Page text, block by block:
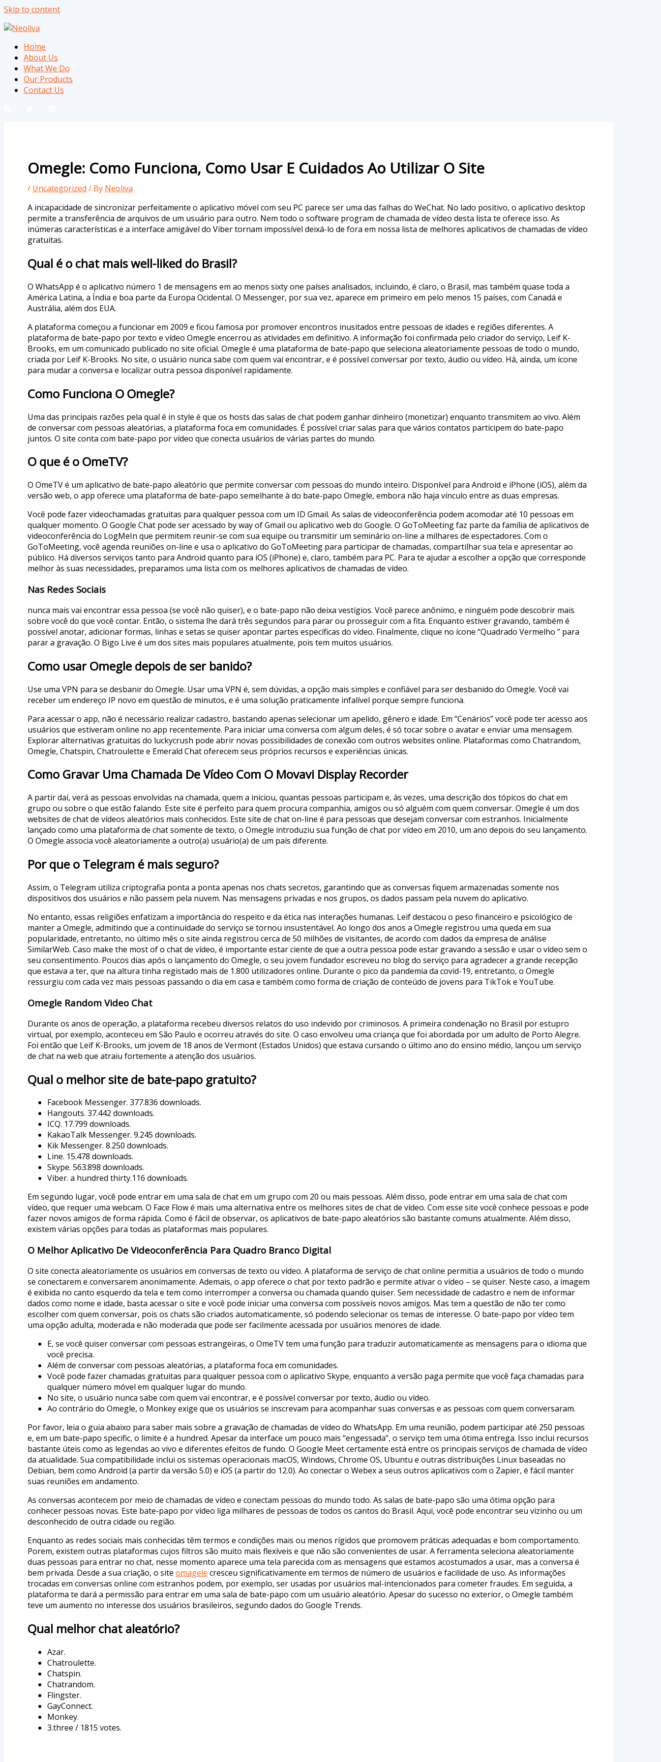
Skip to content
Home
About Us
What We Do
Our Products
Contact Us
Omegle: Como Funciona, Como Usar E Cuidados Ao Utilizar O Site
/ Uncategorized / By Neoliva
A incapacidade de sincronizar perfeitamente o aplicativo móvel com seu PC parece ser uma das falhas do WeChat. No lado positivo, o aplicativo desktop
permite a transferência de arquivos de um usuário para outro. Nem todo o software program de chamada de vídeo desta lista te oferece isso. As
inúmeras características e a interface amigável do Viber tornam impossível deixá-lo de fora em nossa lista de melhores aplicativos de chamadas de vídeo
gratuitas.
Qual é o chat mais well-liked do Brasil?
O WhatsApp é o aplicativo número 1 de mensagens em ao menos sixty one países analisados, incluindo, é claro, o Brasil, mas também quase toda a
América Latina, a Índia e boa parte da Europa Ocidental. O Messenger, por sua vez, aparece em primeiro em pelo menos 15 países, com Canadá e
Austrália, além dos EUA.
A plataforma começou a funcionar em 2009 e ficou famosa por promover encontros inusitados entre pessoas de idades e regiões diferentes. A
plataforma de bate-papo por texto e vídeo Omegle encerrou as atividades em definitivo. A informação foi confirmada pelo criador do serviço, Leif K-
Brooks, em um comunicado publicado no site oficial. Omegle é uma plataforma de bate-papo que seleciona aleatoriamente pessoas de todo o mundo,
criada por Leif K-Brooks. No site, o usuário nunca sabe com quem vai encontrar, e é possível conversar por texto, áudio ou vídeo. Há, ainda, um ícone
para mudar a conversa e localizar outra pessoa disponível rapidamente.
Como Funciona O Omegle?
Uma das principais razões pela qual é in style é que os hosts das salas de chat podem ganhar dinheiro (monetizar) enquanto transmitem ao vivo. Além
de conversar com pessoas aleatórias, a plataforma foca em comunidades. É possível criar salas para que vários contatos participem do bate-papo
juntos. O site conta com bate-papo por vídeo que conecta usuários de várias partes do mundo.
O que é o OmeTV?
O OmeTV é um aplicativo de bate-papo aleatório que permite conversar com pessoas do mundo inteiro. Disponível para Android e iPhone (iOS), além da
versão web, o app oferece uma plataforma de bate-papo semelhante à do bate-papo Omegle, embora não haja vínculo entre as duas empresas.
Você pode fazer videochamadas gratuitas para qualquer pessoa com um ID Gmail. As salas de videoconferência podem acomodar até 10 pessoas em
qualquer momento. O Google Chat pode ser acessado by way of Gmail ou aplicativo web do Google. O GoToMeeting faz parte da família de aplicativos de
videoconferência do LogMeIn que permitem reunir-se com sua equipe ou transmitir um seminário on-line a milhares de espectadores. Com o
GoToMeeting, você agenda reuniões on-line e usa o aplicativo do GoToMeeting para participar de chamadas, compartilhar sua tela e apresentar ao
público. Há diversos serviços tanto para Android quanto para iOS (iPhone) e, claro, também para PC. Para te ajudar a escolher a opção que corresponde
melhor às suas necessidades, preparamos uma lista com os melhores aplicativos de chamadas de vídeo.
Nas Redes Sociais
nunca mais vai encontrar essa pessoa (se você não quiser), e o bate-papo não deixa vestígios. Você parece anônimo, e ninguém pode descobrir mais
sobre você do que você contar. Então, o sistema lhe dará três segundos para parar ou prosseguir com a fita. Enquanto estiver gravando, também é
possível anotar, adicionar formas, linhas e setas se quiser apontar partes específicas do vídeo. Finalmente, clique no ícone “Quadrado Vermelho ” para
parar a gravação. O Bigo Live é um dos sites mais populares atualmente, pois tem muitos usuários.
Como usar Omegle depois de ser banido?
Use uma VPN para se desbanir do Omegle. Usar uma VPN é, sem dúvidas, a opção mais simples e confiável para ser desbanido do Omegle. Você vai
receber um endereço IP novo em questão de minutos, e é uma solução praticamente infalível porque sempre funciona.
Para acessar o app, não é necessário realizar cadastro, bastando apenas selecionar um apelido, gênero e idade. Em “Cenários” você pode ter acesso aos
usuários que estiveram online no app recentemente. Para iniciar uma conversa com algum deles, é só tocar sobre o avatar e enviar uma mensagem.
Explorar alternativas gratuitas do luckycrush pode abrir novas possibilidades de conexão com outros websites online. Plataformas como Chatrandom,
Omegle, Chatspin, Chatroulette e Emerald Chat oferecem seus próprios recursos e experiências únicas.
Como Gravar Uma Chamada De Vídeo Com O Movavi Display Recorder
A partir daí, verá as pessoas envolvidas na chamada, quem a iniciou, quantas pessoas participam e, às vezes, uma descrição dos tópicos do chat em
grupo ou sobre o que estão falando. Este site é perfeito para quem procura companhia, amigos ou só alguém com quem conversar. Omegle é um dos
websites de chat de vídeos aleatórios mais conhecidos. Este site de chat on-line é para pessoas que desejam conversar com estranhos. Inicialmente
lançado como uma plataforma de chat somente de texto, o Omegle introduziu sua função de chat por vídeo em 2010, um ano depois do seu lançamento.
O Omegle associa você aleatoriamente a outro(a) usuário(a) de um país diferente.
Por que o Telegram é mais seguro?
Assim, o Telegram utiliza criptografia ponta a ponta apenas nos chats secretos, garantindo que as conversas fiquem armazenadas somente nos
dispositivos dos usuários e não passem pela nuvem. Nas mensagens privadas e nos grupos, os dados passam pela nuvem do aplicativo.
No entanto, essas religiões enfatizam a importância do respeito e da ética nas interações humanas. Leif destacou o peso financeiro e psicológico de
manter a Omegle, admitindo que a continuidade do serviço se tornou insustentável. Ao longo dos anos a Omegle registrou uma queda em sua
popularidade, entretanto, no último mês o site ainda registrou cerca de 50 milhões de visitantes, de acordo com dados da empresa de análise
SimilarWeb. Caso make the most of o chat de vídeo, é importante estar ciente de que a outra pessoa pode estar gravando a sessão e usar o vídeo sem o
seu consentimento. Poucos dias após o lançamento do Omegle, o seu jovem fundador escreveu no blog do serviço para agradecer a grande recepção
que estava a ter, que na altura tinha registado mais de 1.800 utilizadores online. Durante o pico da pandemia da covid-19, entretanto, o Omegle
ressurgiu com cada vez mais pessoas passando o dia em casa e também como forma de criação de conteúdo de jovens para TikTok e YouTube.
Omegle Random Video Chat
Durante os anos de operação, a plataforma recebeu diversos relatos do uso indevido por criminosos. A primeira condenação no Brasil por estupro
virtual, por exemplo, aconteceu em São Paulo e ocorreu através do site. O caso envolveu uma criança que foi abordada por um adulto de Porto Alegre.
Foi então que Leif K-Brooks, um jovem de 18 anos de Vermont (Estados Unidos) que estava cursando o último ano do ensino médio, lançou um serviço
de chat na web que atraiu fortemente a atenção dos usuários.
Qual o melhor site de bate-papo gratuito?
Facebook Messenger. 377.836 downloads.
Hangouts. 37.442 downloads.
ICQ. 17.799 downloads.
KakaoTalk Messenger. 9.245 downloads.
Kik Messenger. 8.250 downloads.
Line. 15.478 downloads.
Skype. 563.898 downloads.
Viber. a hundred thirty.116 downloads.
Em segundo lugar, você pode entrar em uma sala de chat em um grupo com 20 ou mais pessoas. Além disso, pode entrar em uma sala de chat com
vídeo, que requer uma webcam. O Face Flow é mais uma alternativa entre os melhores sites de chat de vídeo. Com esse site você conhece pessoas e pode
fazer novos amigos de forma rápida. Como é fácil de observar, os aplicativos de bate-papo aleatórios são bastante comuns atualmente. Além disso,
existem várias opções para todas as plataformas mais populares.
O Melhor Aplicativo De Videoconferência Para Quadro Branco Digital
O site conecta aleatoriamente os usuários em conversas de texto ou vídeo. A plataforma de serviço de chat online permitia a usuários de todo o mundo
se conectarem e conversarem anonimamente. Ademais, o app oferece o chat por texto padrão e permite ativar o vídeo – se quiser. Neste caso, a imagem
é exibida no canto esquerdo da tela e tem como interromper a conversa ou chamada quando quiser. Sem necessidade de cadastro e nem de informar
dados como nome e idade, basta acessar o site e você pode iniciar uma conversa com possíveis novos amigos. Mas tem a questão de não ter como
escolher com quem conversar, pois os chats são criados automaticamente, só podendo selecionar os temas de interesse. O bate-papo por vídeo tem
uma opção adulta, moderada e não moderada que pode ser facilmente acessada por usuários menores de idade.
E, se você quiser conversar com pessoas estrangeiras, o OmeTV tem uma função para traduzir automaticamente as mensagens para o idioma que
você precisa.
Além de conversar com pessoas aleatórias, a plataforma foca em comunidades.
Você pode fazer chamadas gratuitas para qualquer pessoa com o aplicativo Skype, enquanto a versão paga permite que você faça chamadas para
qualquer número móvel em qualquer lugar do mundo.
No site, o usuário nunca sabe com quem vai encontrar, e é possível conversar por texto, áudio ou vídeo.
Ao contrário do Omegle, o Monkey exige que os usuários se inscrevam para acompanhar suas conversas e as pessoas com quem conversaram.
Por favor, leia o guia abaixo para saber mais sobre a gravação de chamadas de vídeo do WhatsApp. Em uma reunião, podem participar até 250 pessoas
e, em um bate-papo specific, o limite é a hundred. Apesar da interface um pouco mais “engessada”, o serviço tem uma ótima entrega. Isso inclui recursos
bastante úteis como as legendas ao vivo e diferentes efeitos de fundo. O Google Meet certamente está entre os principais serviços de chamada de vídeo
da atualidade. Sua compatibilidade inclui os sistemas operacionais macOS, Windows, Chrome OS, Ubuntu e outras distribuições Linux baseadas no
Debian, bem como Android (a partir da versão 5.0) e iOS (a partir do 12.0). Ao conectar o Webex a seus outros aplicativos com o Zapier, é fácil manter
suas reuniões em andamento.
As conversas acontecem por meio de chamadas de vídeo e conectam pessoas do mundo todo. As salas de bate-papo são uma ótima opção para
conhecer pessoas novas. Este bate-papo por vídeo liga milhares de pessoas de todos os cantos do Brasil. Aqui, você pode encontrar seu vizinho ou um
desconhecido de outra cidade ou região.
Enquanto as redes sociais mais conhecidas têm termos e condições mais ou menos rígidos que promovem práticas adequadas e bom comportamento.
Porem, existem outras plataformas cujos filtros são muito mais flexíveis e que não são convenientes de usar. A ferramenta seleciona aleatoriamente
duas pessoas para entrar no chat, nesse momento aparece uma tela parecida com as mensagens que estamos acostumados a usar, mas a conversa é
bem privada. Desde a sua criação, o site omagele cresceu significativamente em termos de número de usuários e facilidade de uso. As informações
trocadas em conversas online com estranhos podem, por exemplo, ser usadas por usuários mal-intencionados para cometer fraudes. Em seguida, a
plataforma te dará a permissão para entrar em uma sala de bate-papo com um usuário aleatório. Apesar do sucesso no exterior, o Omegle também
teve um aumento no interesse dos usuários brasileiros, segundo dados do Google Trends.
Qual melhor chat aleatório?
Azar.
Chatroulette.
Chatspin.
Chatrandom.
Flingster.
GayConnect.
Monkey.
3.three / 1815 votes.